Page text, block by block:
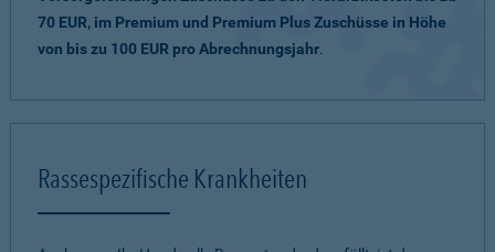
70 EUR, im Premium und Premium Plus Zuschüsse in Höhe
von bis zu 100 EUR pro Abrechnungsjahr.
Rassespezifische Krankheiten